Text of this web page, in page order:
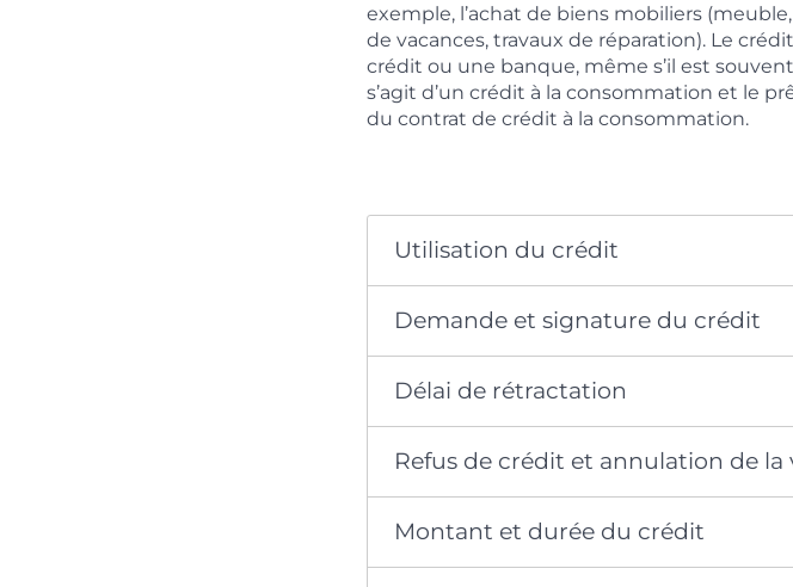
exemple, l’achat de biens mobiliers
de vacances, travaux de réparation). Le
crédit ou une banque, même s’il est
s’agit d’un crédit à la consommation et le
du contrat de crédit à la consommation.
Utilisation du crédit
Demande et signature du crédit
Délai de rétractation
Refus de crédit et annulation de la
Montant et durée du crédit